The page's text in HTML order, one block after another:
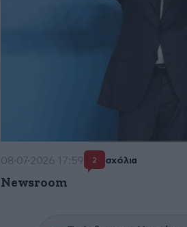
08·07·2026 17:59 2 σχόλια
Newsroom